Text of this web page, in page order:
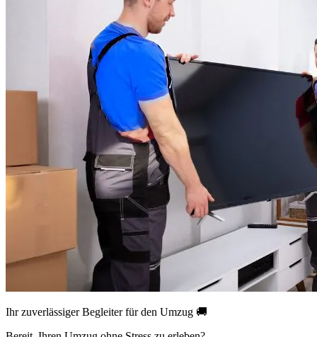
Ihr zuverlässiger Begleiter für den Umzug 🚚